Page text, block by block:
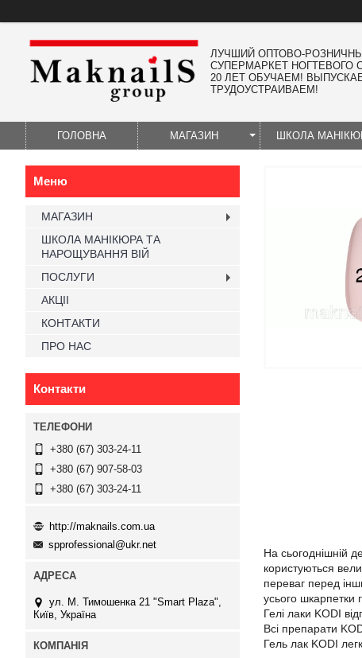
ЛУЧШИЙ ОПТОВО-
СУПЕРМАРКЕТ НОГТЕВОГО
20 ЛЕТ ОБУЧАЕМ!
ТРУДОУСТРАИВАЕМ!
ГОЛОВНА МАГАЗИН ШКОЛА
На сьогоднішній
користуються
переваг перед
усього шкарпетки
Гелі лаки KODI
Всі препарати
Гель лак KODI
МАГАЗИН
ШКОЛА МАНІКЮРА ТА
НАРОЩУВАННЯ ВІЙ
ПОСЛУГИ
АКЦІІ
КОНТАКТИ
ПРО НАС
Контакти
+380 (67) 303-24-11
+380 (67) 907-58-03
+380 (67) 303-24-11
http://maknails.com.ua
spprofessional@ukr.net
ул. М. Тимошенка 21 "Smart Plaza",
Київ, Україна